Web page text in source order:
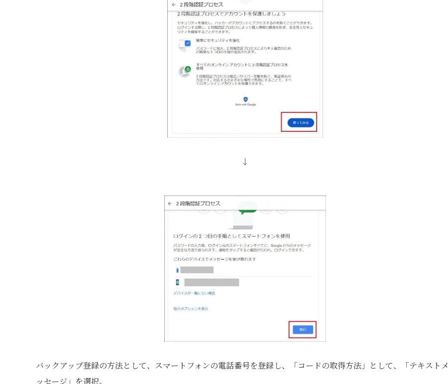
↓
バックアップ登録の方法として、スマートフォンの電話番号を登録し、「コードの取得方法」として、「テキストメ
ッセージ」を選択。